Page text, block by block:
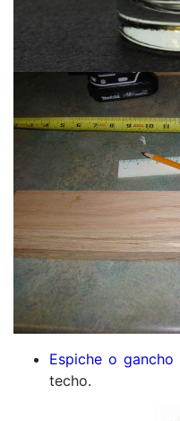
Espiche o gancho
techo.